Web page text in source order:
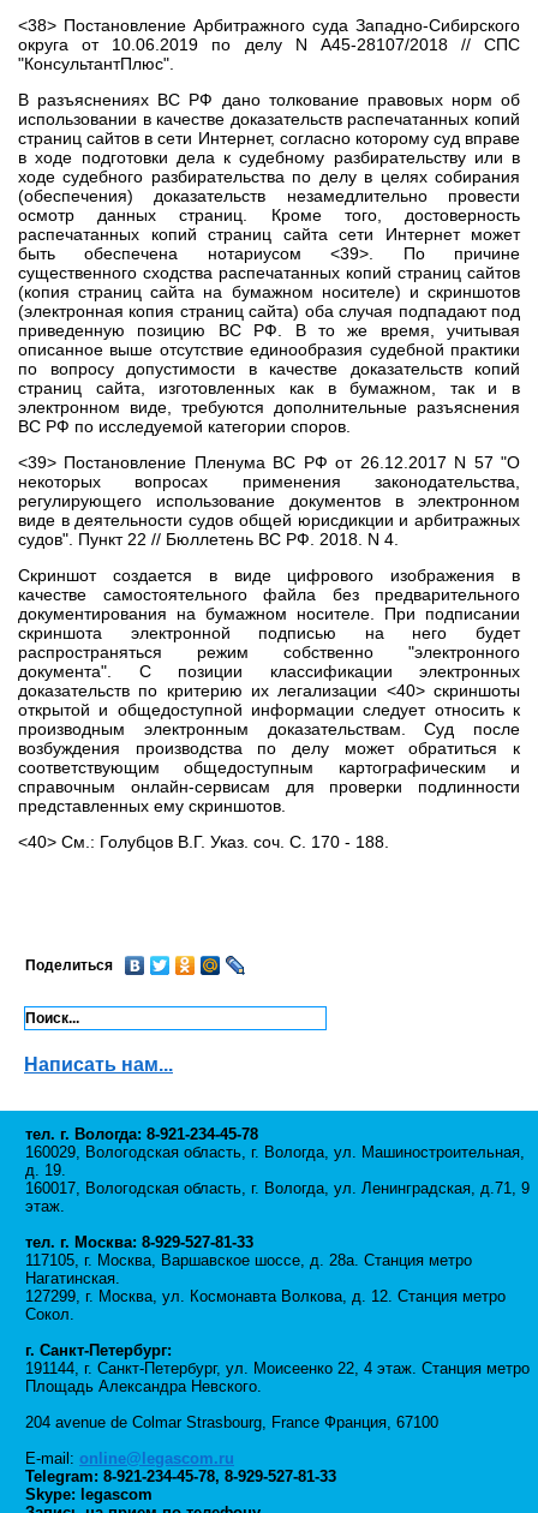
<38> Постановление Арбитражного суда Западно-Сибирского
округа от 10.06.2019 по делу N А45-28107/2018 // СПС
"КонсультантПлюс".
В разъяснениях ВС РФ дано толкование правовых норм об
использовании в качестве доказательств распечатанных копий
страниц сайтов в сети Интернет, согласно которому суд вправе
в ходе подготовки дела к судебному разбирательству или в
ходе судебного разбирательства по делу в целях собирания
(обеспечения) доказательств незамедлительно провести
осмотр данных страниц. Кроме того, достоверность
распечатанных копий страниц сайта сети Интернет может
быть обеспечена нотариусом <39>. По причине
существенного сходства распечатанных копий страниц сайтов
(копия страниц сайта на бумажном носителе) и скриншотов
(электронная копия страниц сайта) оба случая подпадают под
приведенную позицию ВС РФ. В то же время, учитывая
описанное выше отсутствие единообразия судебной практики
по вопросу допустимости в качестве доказательств копий
страниц сайта, изготовленных как в бумажном, так и в
электронном виде, требуются дополнительные разъяснения
ВС РФ по исследуемой категории споров.
<39> Постановление Пленума ВС РФ от 26.12.2017 N 57 "О
некоторых вопросах применения законодательства,
регулирующего использование документов в электронном
виде в деятельности судов общей юрисдикции и арбитражных
судов". Пункт 22 // Бюллетень ВС РФ. 2018. N 4.
Скриншот создается в виде цифрового изображения в
качестве самостоятельного файла без предварительного
документирования на бумажном носителе. При подписании
скриншота электронной подписью на него будет
распространяться режим собственно "электронного
документа". С позиции классификации электронных
доказательств по критерию их легализации <40> скриншоты
открытой и общедоступной информации следует относить к
производным электронным доказательствам. Суд после
возбуждения производства по делу может обратиться к
соответствующим общедоступным картографическим и
справочным онлайн-сервисам для проверки подлинности
представленных ему скриншотов.
<40> См.: Голубцов В.Г. Указ. соч. С. 170 - 188.
Поделиться
Написать нам...
тел. г. Вологда: 8-921-234-45-78
160029, Вологодская область, г. Вологда, ул. Машиностроительная,
д. 19.
160017, Вологодская область, г. Вологда, ул. Ленинградская, д.71, 9
этаж.
тел. г. Москва: 8-929-527-81-33
117105, г. Москва, Варшавское шоссе, д. 28а. Станция метро
Нагатинская.
127299, г. Москва, ул. Космонавта Волкова, д. 12. Станция метро
Сокол.
г. Санкт-Петербург:
191144, г. Санкт-Петербург, ул. Моисеенко 22, 4 этаж. Станция метро
Площадь Александра Невского.
204 avenue de Colmar Strasbourg, France Франция, 67100
E-mail: online@legascom.ru
Telegram: 8-921-234-45-78, 8-929-527-81-33
Skype: legascom